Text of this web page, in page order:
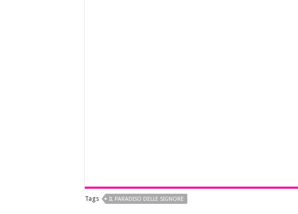
Tags IL PARADISO DELLE SIGNORE